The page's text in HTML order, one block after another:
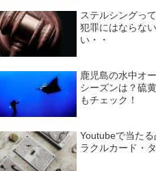
ステルシングっ
犯罪にはならな
い・・
鹿児島の水中オ
シーズンは？硫
もチェック！
Youtubeで当た
ラクルカード・タ